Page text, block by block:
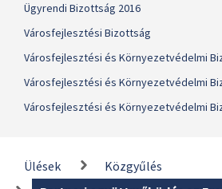
Ügyrendi Bizottság 2016
Városfejlesztési Bizottság
Városfejlesztési és Környezetvédelmi
Városfejlesztési és Környezetvédelmi
Városfejlesztési és Környezetvédelmi
Ülések
Közgyűlés